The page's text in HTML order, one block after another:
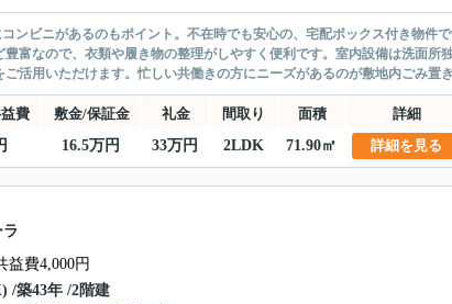
ンビニがあるのもポイント。不在時でも安心の、宅配ボックス付き物件
富なので、衣類や履き物の整理がしやすく便利です。室内設備は洗面所
活用いただけます。忙しい共働きの方にニーズがあるのが敷地内ごみ置
費 敷金/保証金 礼金 間取り 面積 詳細
16.5万円 33万円 2LDK 71.90㎡ 詳細を見る
益費4,000円
/築43年 /2階建